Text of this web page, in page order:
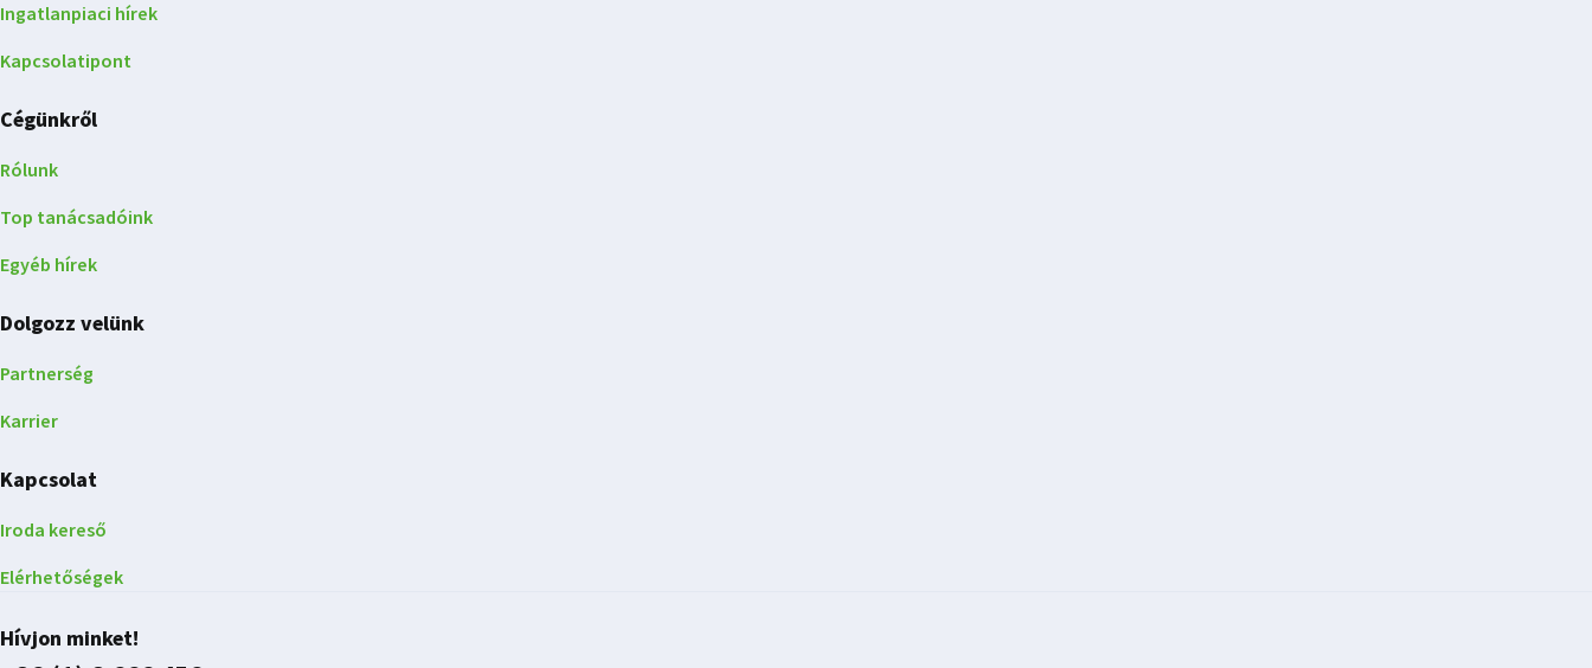
Ingatlanpiaci hírek
Kapcsolatipont
Cégünkről
Rólunk
Top tanácsadóink
Egyéb hírek
Dolgozz velünk
Partnerség
Karrier
Kapcsolat
Iroda kereső
Elérhetőségek
Hívjon minket!